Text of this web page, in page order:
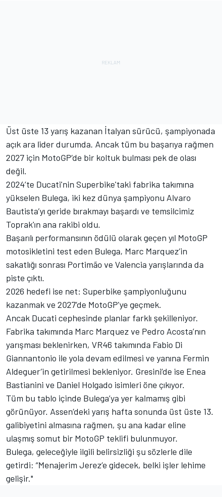
Üst üste 13 yarış kazanan İtalyan sürücü, şampiyonada
açık ara lider durumda. Ancak tüm bu başarıya rağmen
2027 için MotoGP’de bir koltuk bulması pek de olası
değil.
2024’te Ducati'nin Superbike'taki fabrika takımına
yükselen Bulega, iki kez dünya şampiyonu Alvaro
Bautista’yı geride bırakmayı başardı ve temsilcimiz
Toprak'ın ana rakibi oldu.
Başarılı performansının ödülü olarak geçen yıl MotoGP
motosikletini test eden Bulega, Marc Marquez’in
sakatlığı sonrası Portimão ve Valencia yarışlarında da
piste çıktı.
2026 hedefi ise net: Superbike şampiyonluğunu
kazanmak ve 2027’de MotoGP'ye geçmek.
Ancak Ducati cephesinde planlar farklı şekilleniyor.
Fabrika takımında Marc Marquez ve Pedro Acosta’nın
yarışması beklenirken, VR46 takımında Fabio Di
Giannantonio ile yola devam edilmesi ve yanına Fermin
Aldeguer’in getirilmesi bekleniyor. Gresini’de ise Enea
Bastianini ve Daniel Holgado isimleri öne çıkıyor.
Tüm bu tablo içinde Bulega’ya yer kalmamış gibi
görünüyor. Assen’deki yarış hafta sonunda üst üste 13.
galibiyetini almasına rağmen, şu ana kadar eline
ulaşmış somut bir MotoGP teklifi bulunmuyor.
Bulega, geleceğiyle ilgili belirsizliği şu sözlerle dile
getirdi: “Menajerim Jerez’e gidecek, belki işler lehime
gelişir."